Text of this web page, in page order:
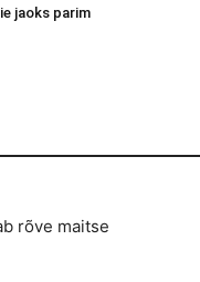
jaoks parim
rõve maitse